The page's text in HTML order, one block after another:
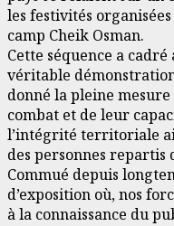
les festivités
camp Cheik Osman.
Cette séquence a
véritable
donné la pleine
combat et de leur
l’intégrité territoriale
des personnes repartis
Commué depuis
d’exposition où, nos
à la connaissance du